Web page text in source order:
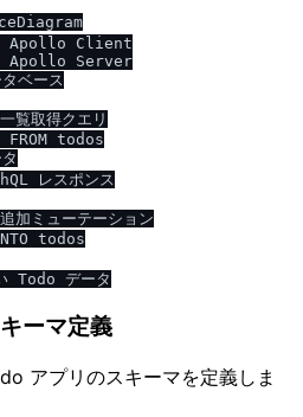
Apollo Client
Apollo Server
ベース
取得クエリ
FROM todos
レスポンス
ミューテーション
todos
ーマ定義
アプリのスキーマを定義しま